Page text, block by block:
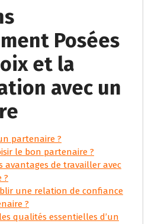
Posées
et la
avec un
partenaire ?
le bon partenaire ?
avantages de travailler avec
?
une relation de confiance
?
qualités essentielles d’un